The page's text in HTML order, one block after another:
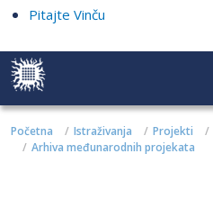
Pitajte Vinču
Početna Istraživanja Projekti
Arhiva međunarodnih projekata